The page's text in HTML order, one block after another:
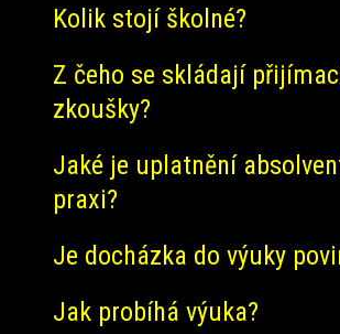
Kolik stojí školné?
Z čeho se skládají
zkoušky?
Jaké je uplatnění
praxi?
Je docházka do výuky
Jak probíhá výuka?